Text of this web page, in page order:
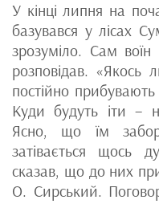
У кінці липня на
базувався у лісах
зрозуміло. Сам
розповідав.
постійно
Куди будуть іти –
Ясно, що їм
затівається щось
сказав, що до них
О. Сирський.